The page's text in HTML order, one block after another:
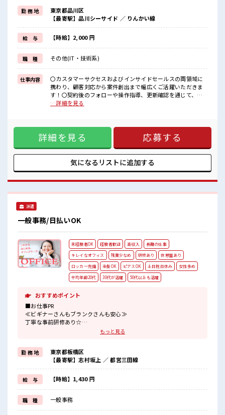
ブランクがあっても大丈夫♪
経験はちょっとだけ…という方もOK！
≪女性も活躍できる職場≫
もちろん男性の応募も歓迎です！
≪時間にメリハリを≫
残業はほとんどナシ！
場合によってはお願いすることもあります♪
≪週休2日制≫
週末は家族や友人と一緒にプライベート満喫！
≪髪色自由で自分らしく働く≫
明るすぎたり奇抜でなければ基本的に自由！
明るすぎたり奇抜過ぎなければヘアカラーOK！
しっかり休める休憩室あり！
オンオフの切替もできちゃう！
残業はほとんどありません！
勤 務 地
東京都品川区
【最寄駅】品川シーサイド ／ りんかい線
給 与 【時給】2,000 円
職 種 その他(IT・技術系)
仕事内容
〇カスタマーサクセスおよびインサイドセールスの両領域に
携わり、顧客対応から案件創出まで幅広くご活躍いただきま
す！〇契約後のフォローや操作指導、更新確認を通じて、顧
客の活用支援や関係づくりをサポートしていただきます。〇
は課題のヒアリングや製品説明を通じて、見積案件の創出や
営業部門との連携にも関わっていただきます。 ■お仕事PR ≪
ビギナーさんもブランクさんも安心≫ 丁寧な事前研修あり☆
≪経験者優遇≫ これまでの経験を活かしませんか？ ブランク
があっても大丈夫♪ 経験はちょっとだけ…という方もOK！
≪女性も活躍できる職場≫ もちろん男性の応募も歓迎です！
お願いすることもあります♪ ≪週休2日制≫ 週末は家族や友
人と一緒にプライベート満喫！ ≪髪色自由で自分らしく働く
たり奇抜過ぎなければヘアカラーOK！ しっかり休める休憩室
あり！ オンオフの切替もできちゃう！ 残業はほとんどありま
せん！
…詳細を見る
詳細を見る 応募する
気になるリストに追加する
派遣
一般事務/日払いOK
未経験者OK 経験者歓迎 高収入
長期の仕事
キレイなオフィス
残業少なめ 研修あり
休憩室あり
ロッカー完備
染髪OK ピアスOK 土日祝日休み
女性多め
平均年齢20代
30代が活躍 50代以上も活躍
おすすめポイント
■お仕事PR
≪ビギナーさんもブランクさんも安心≫
丁寧な事前研修あり☆
≪女性も仕事をしやすい職場≫
≪時間にメリハリを≫
残業はほとんどナシ！
場合によってはお願いすることもあります♪
≪週休2日制≫
週末は家族や友人と一緒にプライベート満喫！
≪髪型自由≫
基本的に髪色自由で明るすぎたり奇抜でなければOKです！
(規定有)≪収入アップを目指せる≫
高時給だらけの派遣のお仕事です！
もっと見る
勤 務 地
東京都板橋区
【最寄駅】志村坂上 ／ 都営三田線
給 与 【時給】1,430 円
職 種 一般事務